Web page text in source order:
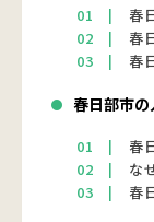
春
春
春
春日部市
春
な
春